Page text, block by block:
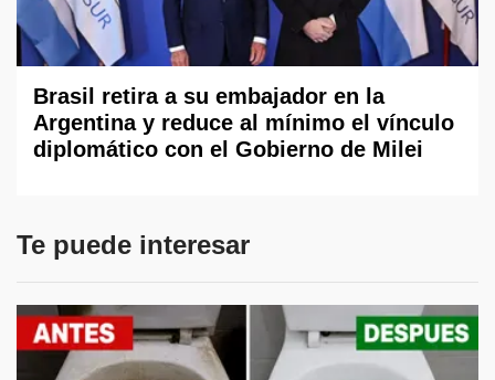
Brasil retira a su embajador en la
Argentina y reduce al mínimo el vínculo
diplomático con el Gobierno de Milei
Te puede interesar